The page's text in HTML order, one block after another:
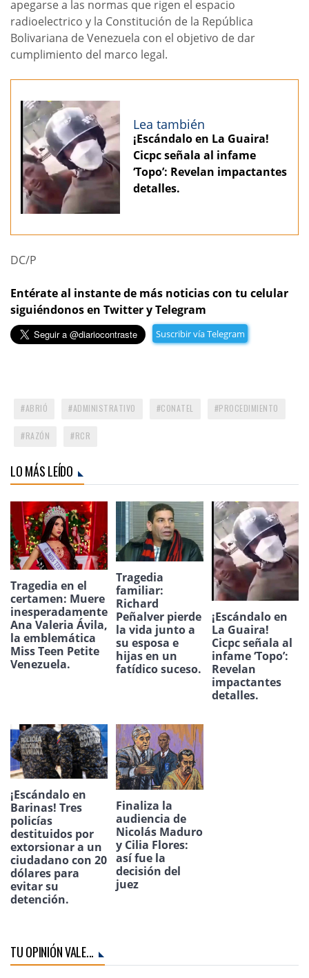
apegarse a las normas que rigen el espacio
radioelectrico y la Constitución de la República
Bolivariana de Venezuela con el objetivo de dar
cumplimiento del marco legal.
Lea también
¡Escándalo en La Guaira!
Cicpc señala al infame
‘Topo’: Revelan impactantes
detalles.
DC/P
Entérate al instante de más noticias con tu celular
siguiéndonos en Twitter y Telegram
Suscribir vía Telegram
ABRIÓ ADMINISTRATIVO CONATEL PROCEDIMIENTO
RAZÓN RCR
LO MÁS LEÍDO
Tragedia en el
certamen: Muere
inesperadamente
Ana Valeria Ávila,
la emblemática
Miss Teen Petite
Venezuela.
Tragedia
familiar:
Richard
Peñalver pierde
la vida junto a
su esposa e
hijas en un
fatídico suceso.
¡Escándalo en
La Guaira!
Cicpc señala al
infame ‘Topo’:
Revelan
impactantes
detalles.
¡Escándalo en
Barinas! Tres
policías
destituidos por
extorsionar a un
ciudadano con 20
dólares para
evitar su
detención.
Finaliza la
audiencia de
Nicolás Maduro
y Cilia Flores:
así fue la
decisión del
juez
TU OPINIÓN VALE...